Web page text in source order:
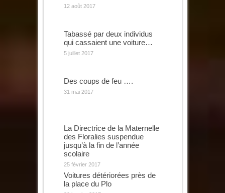
12 août 2017
Tabassé par deux individus
qui cassaient une voiture…
5 juillet 2017
Des coups de feu ….
31 mai 2017
La Directrice de la Maternelle
des Floralies suspendue
jusqu’à la fin de l’année
scolaire
25 février 2017
Voitures détériorées près de
la place du Plo